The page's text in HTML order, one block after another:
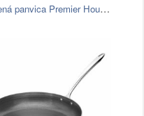
Medená panvica Premier Housewares…